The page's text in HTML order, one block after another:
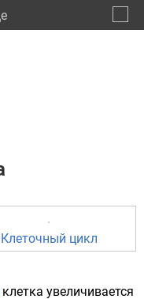
Клеточный цикл
клетка увеличивается